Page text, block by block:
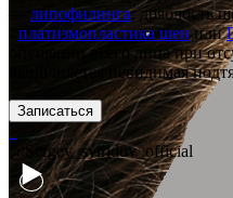
липофилинга, дряблость
платизмопластика шеиили
опущении всего лица при
выполняется невидимая
Записаться
@Sergey_sviridov_official